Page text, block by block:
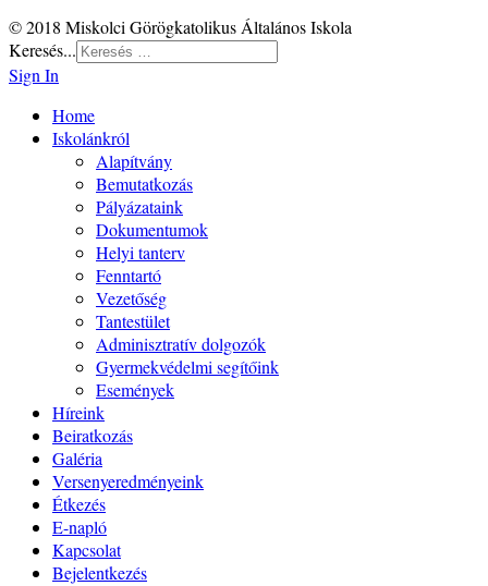
© 2018 Miskolci Görögkatolikus Általános Iskola
Keresés...
Sign In
Home
Iskolánkról
Alapítvány
Bemutatkozás
Pályázataink
Dokumentumok
Helyi tanterv
Fenntartó
Vezetőség
Tantestület
Adminisztratív dolgozók
Gyermekvédelmi segítőink
Események
Híreink
Beiratkozás
Galéria
Versenyeredményeink
Étkezés
E-napló
Kapcsolat
Bejelentkezés